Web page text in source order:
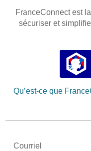
FranceConnect est
sécuriser et
Qu’est-ce que
Courriel